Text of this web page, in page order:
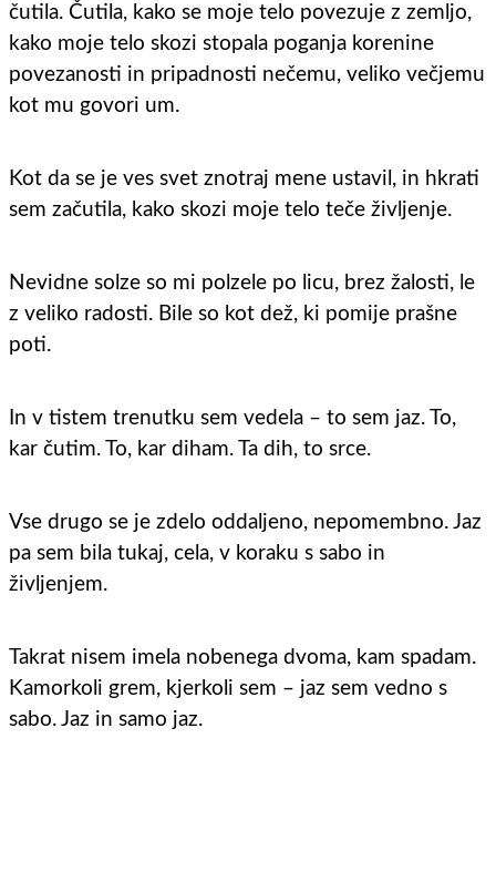
čutila. Čutila, kako se moje telo povezuje z zemljo,
kako moje telo skozi stopala poganja korenine
povezanosti in pripadnosti nečemu, veliko večjemu
kot mu govori um.
Kot da se je ves svet znotraj mene ustavil, in hkrati
sem začutila, kako skozi moje telo teče življenje.
Nevidne solze so mi polzele po licu, brez žalosti, le
z veliko radosti. Bile so kot dež, ki pomije prašne
poti.
In v tistem trenutku sem vedela – to sem jaz. To,
kar čutim. To, kar diham. Ta dih, to srce.
Vse drugo se je zdelo oddaljeno, nepomembno. Jaz
pa sem bila tukaj, cela, v koraku s sabo in
življenjem.
Takrat nisem imela nobenega dvoma, kam spadam.
Kamorkoli grem, kjerkoli sem – jaz sem vedno s
sabo. Jaz in samo jaz.